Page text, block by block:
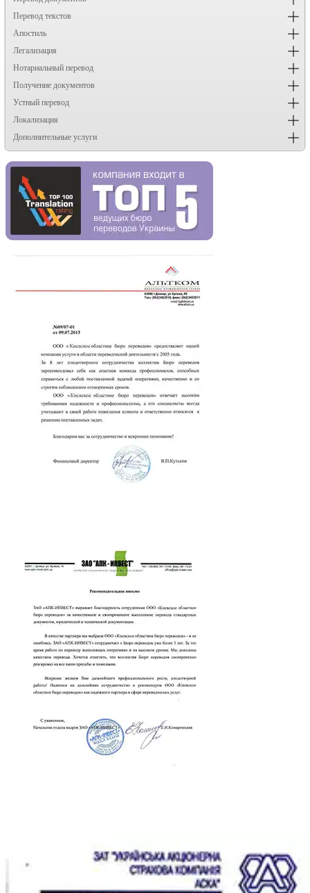
Перевод текстов
Апостиль
Легализация
Нотариальный перевод
Получение документов
Устный перевод
Локализация
Дополнительные услуги